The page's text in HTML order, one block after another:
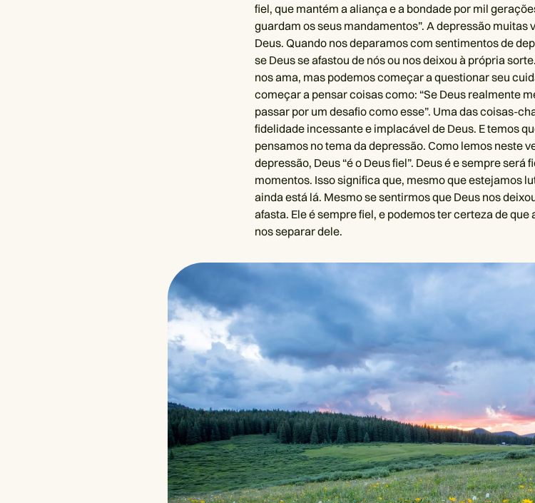
fiel, que mantém a aliança e a bondade por mil
guardam os seus mandamentos”. A depressão muitas
Deus. Quando nos deparamos com sentimentos de
se Deus se afastou de nós ou nos deixou à própria
nos ama, mas podemos começar a questionar seu
começar a pensar coisas como: “Se Deus realmente
passar por um desafio como esse”. Uma das coisas-
fidelidade incessante e implacável de Deus. E temos
pensamos no tema da depressão. Como lemos neste
depressão, Deus “é o Deus fiel”. Deus é e sempre será
momentos. Isso significa que, mesmo que estejamos
ainda está lá. Mesmo se sentirmos que Deus nos
afasta. Ele é sempre fiel, e podemos ter certeza de que
nos separar dele.